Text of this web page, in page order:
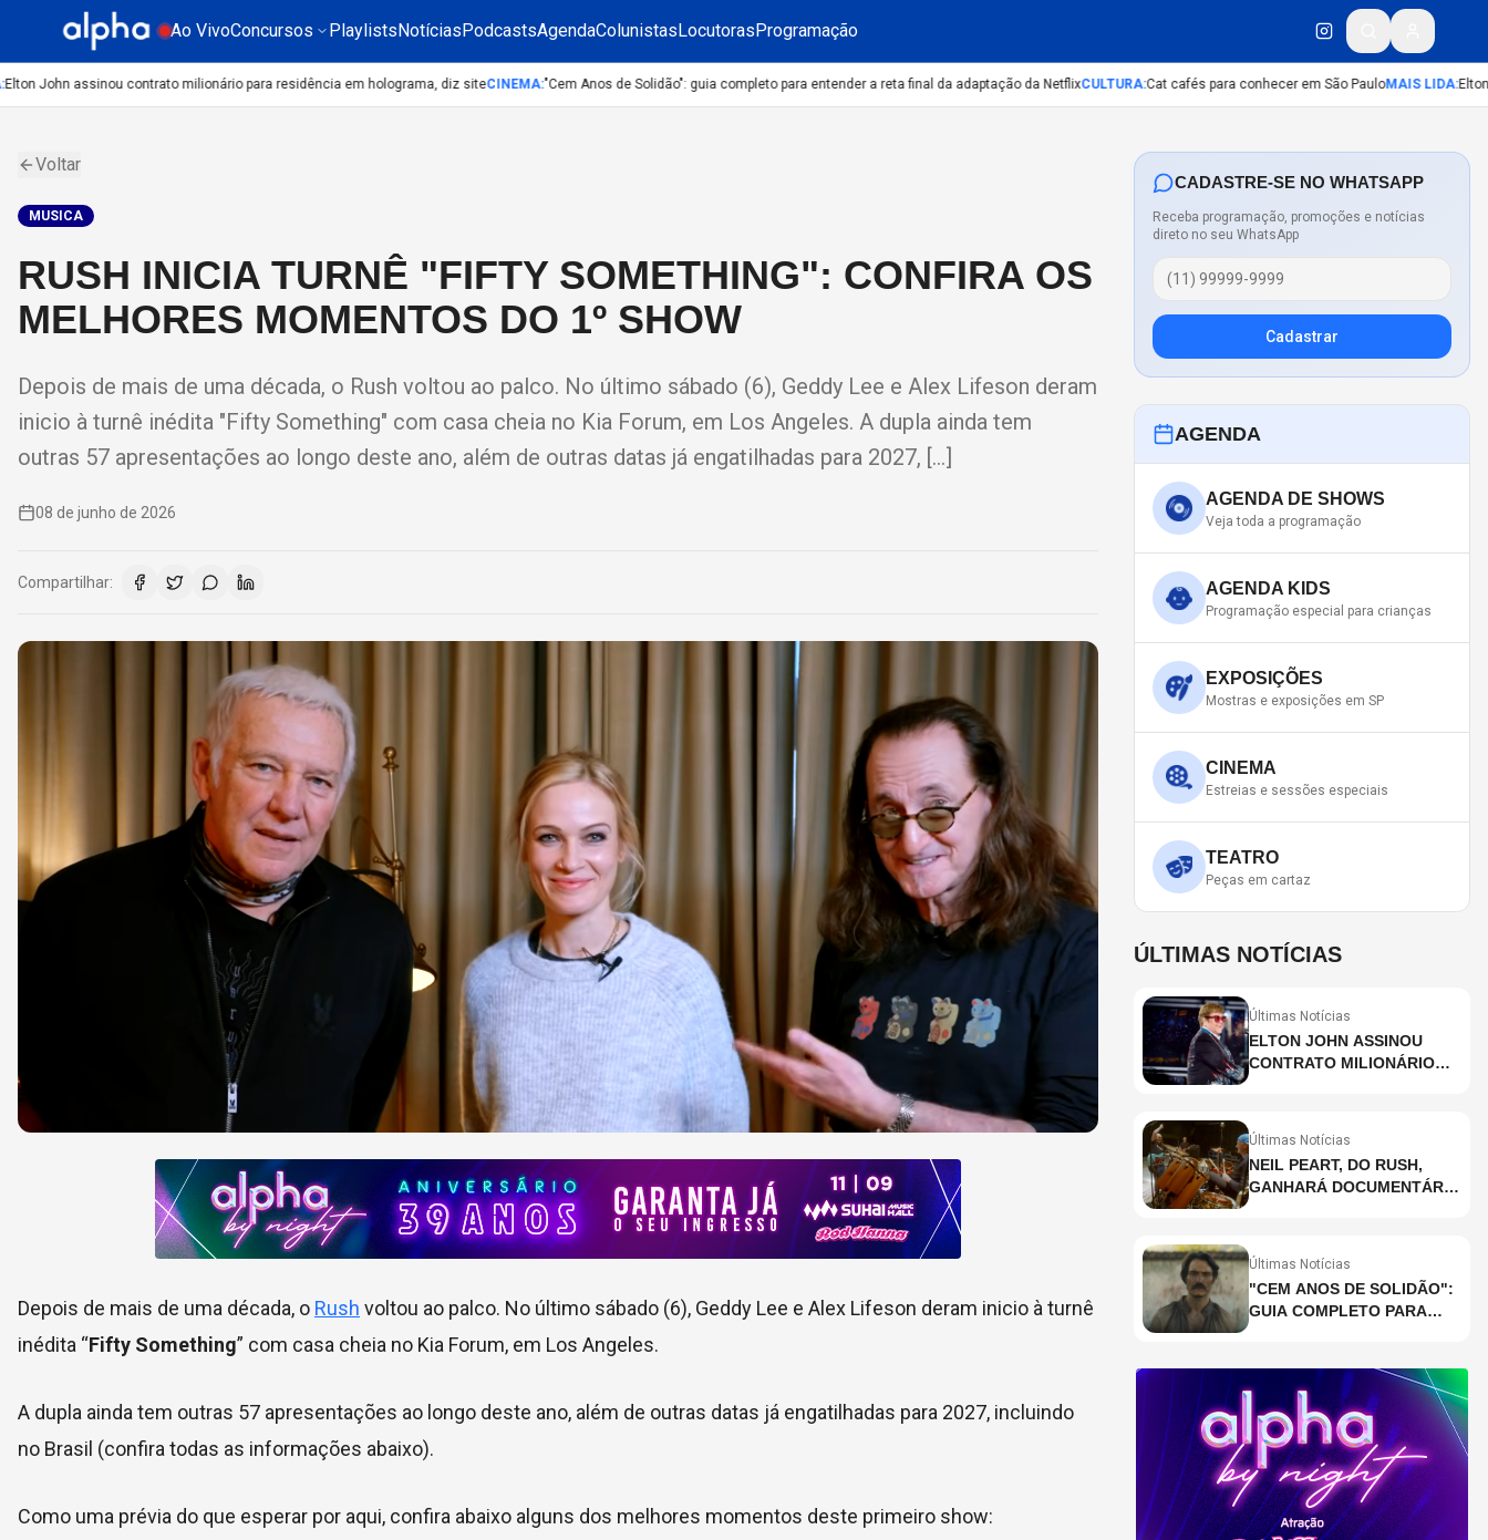
Ao VivoConcursos PlaylistsNotíciasPodcastsAgendaColunistasLocutorasProgramação
John assinou contrato milionário para residência em holograma, diz siteCINEMA:"Cem Anos de Solidão": guia completo para entender a reta final da adaptação da NetflixCULTURA:Cat cafés para conhecer em São PauloMAIS LIDA :Elton
Voltar
MUSICA
RUSH INICIA TURNÊ "FIFTY SOMETHING": CONFIRA OS
MELHORES MOMENTOS DO 1º SHOW
Depois de mais de uma década, o Rush voltou ao palco. No último sábado (6), Geddy Lee e Alex Lifeson deram
inicio à turnê inédita "Fifty Something" com casa cheia no Kia Forum, em Los Angeles. A dupla ainda tem
outras 57 apresentações ao longo deste ano, além de outras datas já engatilhadas para 2027, […]
08 de junho de 2026
Compartilhar:
Depois de mais de uma década, o Rush voltou ao palco. No último sábado (6), Geddy Lee e Alex Lifeson deram inicio à turnê
inédita “Fifty Something” com casa cheia no Kia Forum, em Los Angeles.
A dupla ainda tem outras 57 apresentações ao longo deste ano, além de outras datas já engatilhadas para 2027, incluindo
no Brasil (confira todas as informações abaixo).
Como uma prévia do que esperar por aqui, confira abaixo alguns dos melhores momentos deste primeiro show:
CADASTRE-SE NO WHATSAPP
Receba programação, promoções e notícias
direto no seu WhatsApp
Cadastrar
AGENDA
AGENDA DE SHOWS
Veja toda a programação
AGENDA KIDS
Programação especial para crianças
EXPOSIÇÕES
Mostras e exposições em SP
CINEMA
Estreias e sessões especiais
TEATRO
Peças em cartaz
ÚLTIMAS NOTÍCIAS
Últimas Notícias
ELTON JOHN ASSINOU
CONTRATO MILIONÁRIO
Últimas Notícias
NEIL PEART, DO RUSH,
GANHARÁ DOCUMENTÁRIO
SMITH, STEWART
CAREY
Últimas Notícias
"CEM ANOS DE SOLIDÃO":
GUIA COMPLETO PARA